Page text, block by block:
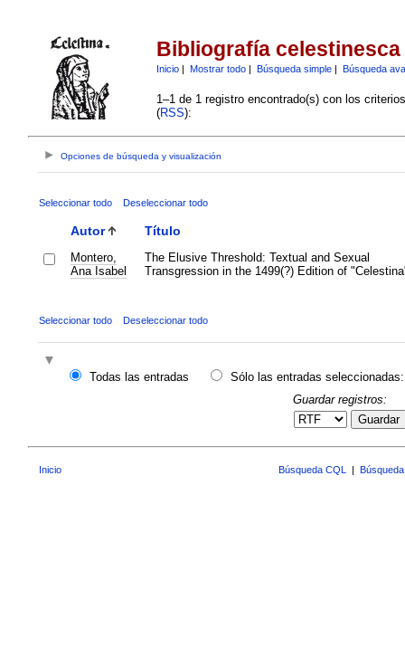
Bibliografía celestinesca
Inicio| Mostrar todo| Búsqueda simple| Búsqueda
1–1 de 1 registro encontrado(s) con los
(RSS):
Opciones de búsqueda y visualización
Seleccionar todo Deseleccionar todo
Autor Título
Montero,
Ana Isabel
The Elusive Threshold: Textual and Sexual
Transgression in the 1499(?) Edition of
Seleccionar todo Deseleccionar todo
Todas las entradas
Sólo las entradas seleccionadas:
Guardar registros:
Guardar
Inicio Búsqueda CQL